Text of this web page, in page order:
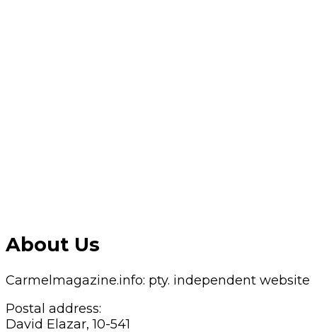
About Us
Carmelmagazine.info: pty. independent website
Postal address:
David Elazar, 10-541